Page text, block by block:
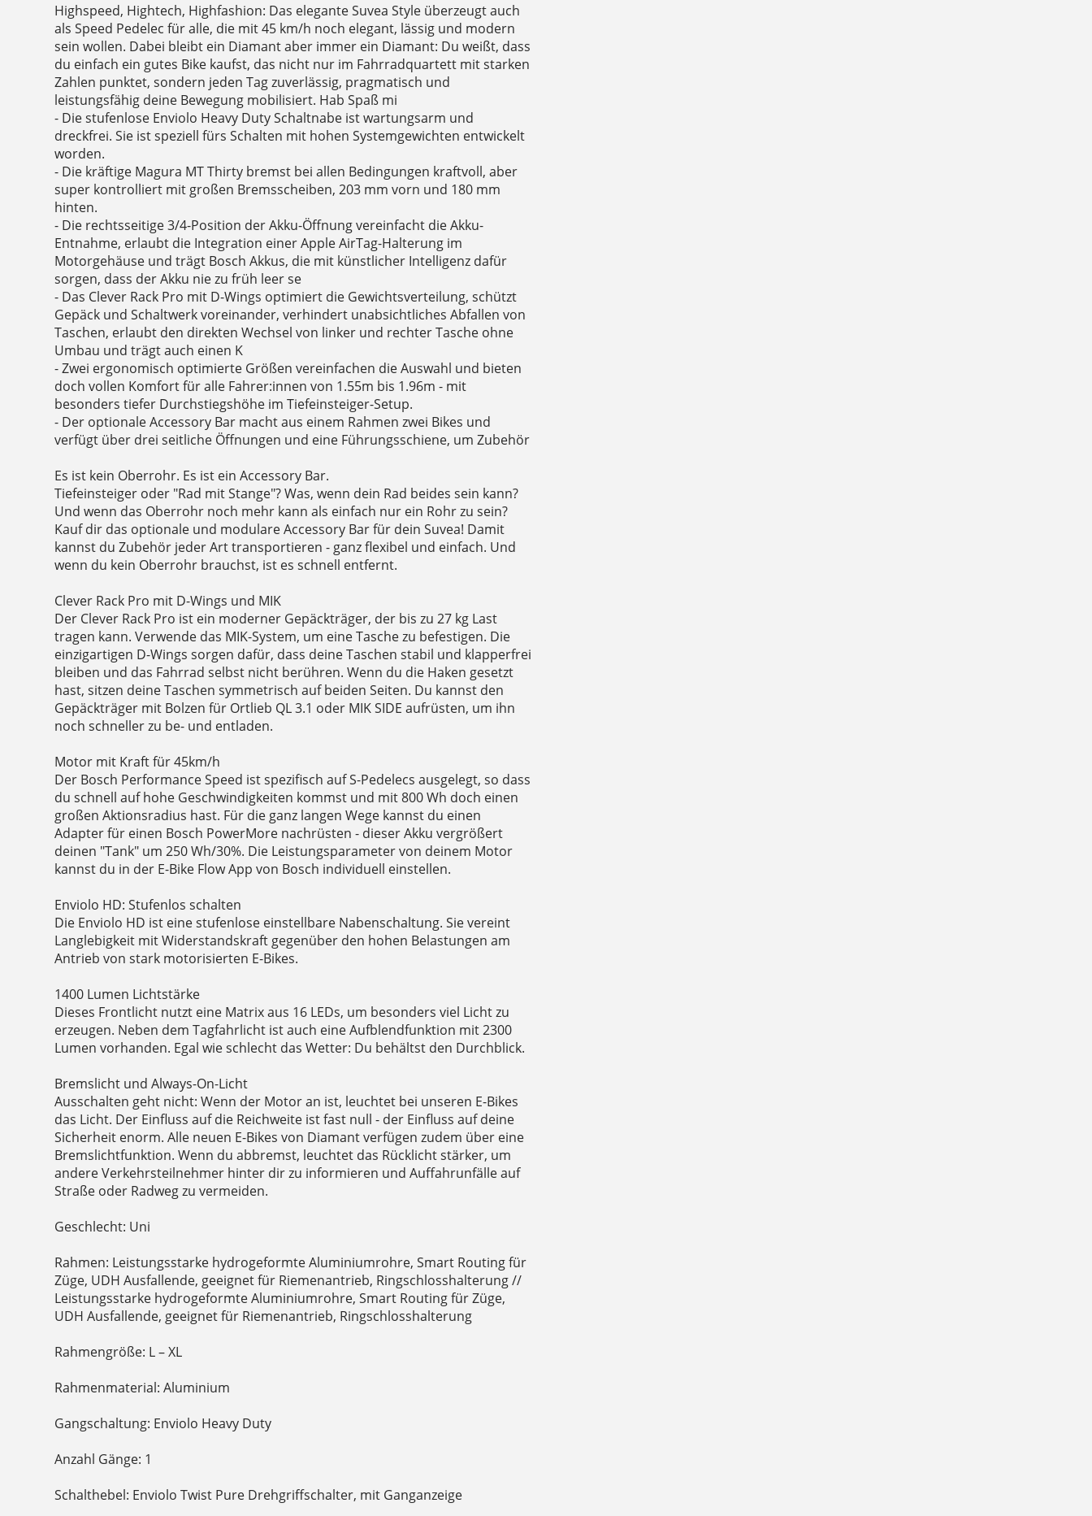
Highspeed, Hightech, Highfashion: Das elegante Suvea Style überzeugt auch
als Speed Pedelec für alle, die mit 45 km/h noch elegant, lässig und modern
sein wollen. Dabei bleibt ein Diamant aber immer ein Diamant: Du weißt, dass
du einfach ein gutes Bike kaufst, das nicht nur im Fahrradquartett mit starken
Zahlen punktet, sondern jeden Tag zuverlässig, pragmatisch und
leistungsfähig deine Bewegung mobilisiert. Hab Spaß mi
- Die stufenlose Enviolo Heavy Duty Schaltnabe ist wartungsarm und
dreckfrei. Sie ist speziell fürs Schalten mit hohen Systemgewichten entwickelt
worden.
- Die kräftige Magura MT Thirty bremst bei allen Bedingungen kraftvoll, aber
super kontrolliert mit großen Bremsscheiben, 203 mm vorn und 180 mm
hinten.
- Die rechtsseitige 3/4-Position der Akku-Öffnung vereinfacht die Akku-
Entnahme, erlaubt die Integration einer Apple AirTag-Halterung im
Motorgehäuse und trägt Bosch Akkus, die mit künstlicher Intelligenz dafür
sorgen, dass der Akku nie zu früh leer se
- Das Clever Rack Pro mit D-Wings optimiert die Gewichtsverteilung, schützt
Gepäck und Schaltwerk voreinander, verhindert unabsichtliches Abfallen von
Taschen, erlaubt den direkten Wechsel von linker und rechter Tasche ohne
Umbau und trägt auch einen K
- Zwei ergonomisch optimierte Größen vereinfachen die Auswahl und bieten
doch vollen Komfort für alle Fahrer:innen von 1.55m bis 1.96m - mit
besonders tiefer Durchstiegshöhe im Tiefeinsteiger-Setup.
- Der optionale Accessory Bar macht aus einem Rahmen zwei Bikes und
verfügt über drei seitliche Öffnungen und eine Führungsschiene, um Zubehör
Es ist kein Oberrohr. Es ist ein Accessory Bar.
Tiefeinsteiger oder "Rad mit Stange"? Was, wenn dein Rad beides sein kann?
Und wenn das Oberrohr noch mehr kann als einfach nur ein Rohr zu sein?
Kauf dir das optionale und modulare Accessory Bar für dein Suvea! Damit
kannst du Zubehör jeder Art transportieren - ganz flexibel und einfach. Und
wenn du kein Oberrohr brauchst, ist es schnell entfernt.
Clever Rack Pro mit D-Wings und MIK
Der Clever Rack Pro ist ein moderner Gepäckträger, der bis zu 27 kg Last
tragen kann. Verwende das MIK-System, um eine Tasche zu befestigen. Die
einzigartigen D-Wings sorgen dafür, dass deine Taschen stabil und klapperfrei
bleiben und das Fahrrad selbst nicht berühren. Wenn du die Haken gesetzt
hast, sitzen deine Taschen symmetrisch auf beiden Seiten. Du kannst den
Gepäckträger mit Bolzen für Ortlieb QL 3.1 oder MIK SIDE aufrüsten, um ihn
noch schneller zu be- und entladen.
Motor mit Kraft für 45km/h
Der Bosch Performance Speed ist spezifisch auf S-Pedelecs ausgelegt, so dass
du schnell auf hohe Geschwindigkeiten kommst und mit 800 Wh doch einen
großen Aktionsradius hast. Für die ganz langen Wege kannst du einen
Adapter für einen Bosch PowerMore nachrüsten - dieser Akku vergrößert
deinen "Tank" um 250 Wh/30%. Die Leistungsparameter von deinem Motor
kannst du in der E-Bike Flow App von Bosch individuell einstellen.
Enviolo HD: Stufenlos schalten
Die Enviolo HD ist eine stufenlose einstellbare Nabenschaltung. Sie vereint
Langlebigkeit mit Widerstandskraft gegenüber den hohen Belastungen am
Antrieb von stark motorisierten E-Bikes.
1400 Lumen Lichtstärke
Dieses Frontlicht nutzt eine Matrix aus 16 LEDs, um besonders viel Licht zu
erzeugen. Neben dem Tagfahrlicht ist auch eine Aufblendfunktion mit 2300
Lumen vorhanden. Egal wie schlecht das Wetter: Du behältst den Durchblick.
Bremslicht und Always-On-Licht
Ausschalten geht nicht: Wenn der Motor an ist, leuchtet bei unseren E-Bikes
das Licht. Der Einfluss auf die Reichweite ist fast null - der Einfluss auf deine
Sicherheit enorm. Alle neuen E-Bikes von Diamant verfügen zudem über eine
Bremslichtfunktion. Wenn du abbremst, leuchtet das Rücklicht stärker, um
andere Verkehrsteilnehmer hinter dir zu informieren und Auffahrunfälle auf
Straße oder Radweg zu vermeiden.
Geschlecht: Uni
Rahmen: Leistungsstarke hydrogeformte Aluminiumrohre, Smart Routing für
Züge, UDH Ausfallende, geeignet für Riemenantrieb, Ringschlosshalterung //
Leistungsstarke hydrogeformte Aluminiumrohre, Smart Routing für Züge,
UDH Ausfallende, geeignet für Riemenantrieb, Ringschlosshalterung
Rahmengröße: L – XL
Rahmenmaterial: Aluminium
Gangschaltung: Enviolo Heavy Duty
Anzahl Gänge: 1
Schalthebel: Enviolo Twist Pure Drehgriffschalter, mit Ganganzeige